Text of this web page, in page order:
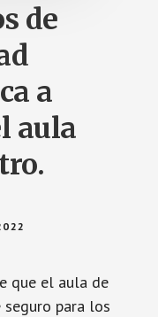
de
a
aula
que el aula de
para los